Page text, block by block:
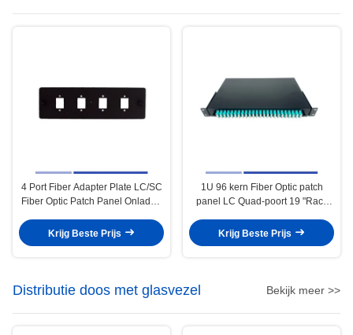
4 Port Fiber Adapter Plate LC/SC
Fiber Optic Patch Panel Onladen
Krijg Beste Prijs
1U 96 kern Fiber Optic patch
panel LC Quad-poort 19 "Rack
Quad Adapter
Krijg Beste Prijs
Distributie doos met glasvezel Bekijk meer >>